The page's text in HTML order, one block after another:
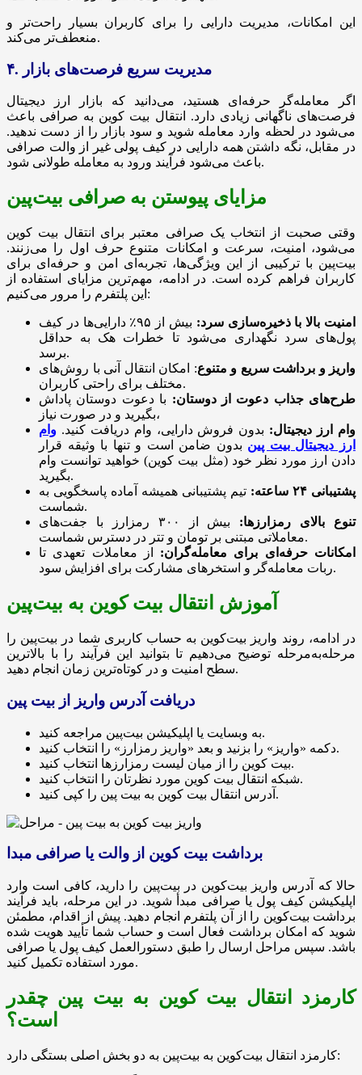
این امکانات، مدیریت دارایی را برای کاربران بسیار راحت‌تر و
منعطف‌تر می‌کند.
۴. مدیریت سریع فرصت‌های بازار
اگر معامله‌گر حرفه‌ای هستید، می‌دانید که بازار ارز دیجیتال
فرصت‌های ناگهانی زیادی دارد. انتقال بیت کوین به صرافی باعث
می‌شود در لحظه وارد معامله شوید و سود بازار را از دست ندهید.
در مقابل، نگه داشتن همه دارایی در کیف پولی غیر از والت صرافی
باعث می‌شود فرآیند ورود به معامله طولانی شود.
مزایای پیوستن به صرافی بیت‌پین
وقتی صحبت از انتخاب یک صرافی معتبر برای انتقال بیت کوین
می‌شود، امنیت، سرعت و امکانات متنوع حرف اول را می‌زنند.
بیت‌پین با ترکیبی از این ویژگی‌ها، تجربه‌ای امن و حرفه‌ای برای
کاربران فراهم کرده است. در ادامه، مهم‌ترین مزایای استفاده از
این پلتفرم را مرور می‌کنیم:
امنیت بالا با ذخیره‌سازی سرد:
بیش از ۹۵٪ دارایی‌ها در کیف
پول‌های سرد نگهداری می‌شود تا خطرات هک به حداقل
برسد.
واریز و برداشت سریع و متنوع: امکان انتقال آنی با روش‌های
مختلف برای راحتی کاربران.
طرح‌های جذاب دعوت از دوستان: با دعوت دوستان پاداش
بگیرید و در صورت نیاز،
وام ارز دیجیتال: بدون فروش دارایی، وام دریافت کنید. وام
ارز دیجیتال بیت پین بدون ضامن است و تنها با وثیقه قرار
دادن ارز مورد نظر خود (مثل بیت کوین) خواهید توانست وام
بگیرید.
پشتیبانی ۲۴ ساعته:
تیم پشتیبانی همیشه آماده پاسخگویی به
شماست.
تنوع بالای رمزارزها:
بیش از ۳۰۰ رمزارز با جفت‌های
معاملاتی مبتنی بر تومان و تتر در دسترس شماست.
امکانات حرفه‌ای برای معامله‌گران: از معاملات تعهدی تا
ربات معامله‌گر و استخرهای مشارکت برای افزایش سود.
آموزش انتقال بیت کوین به بیت‌پین
در ادامه، روند واریز بیت‌کوین به حساب کاربری شما در بیت‌پین را
مرحله‌به‌مرحله توضیح می‌دهیم تا بتوانید این فرآیند را با بالاترین
سطح امنیت و در کوتاه‌ترین زمان انجام دهید.
دریافت آدرس واریز از بیت پین
به وبسایت یا اپلیکیشن بیت‌پین مراجعه کنید.
دکمه «واریز» را بزنید و بعد «واریز رمزارز» را انتخاب کنید.
بیت کوین را از میان لیست رمزارزها انتخاب کنید.
شبکه انتقال بیت کوین مورد نظرتان را انتخاب کنید.
آدرس انتقال بیت کوین به بیت پین را کپی کنید.
برداشت بیت کوین از والت یا صرافی مبدا
حالا که آدرس واریز بیت‌کوین در بیت‌پین را دارید، کافی است وارد
اپلیکیشن کیف پول یا صرافی مبدأ شوید. در این مرحله، باید فرآیند
برداشت بیت‌کوین را از آن پلتفرم انجام دهید. پیش از اقدام، مطمئن
شوید که امکان برداشت فعال است و حساب شما تأیید هویت شده
باشد. سپس مراحل ارسال را طبق دستورالعمل کیف پول یا صرافی
مورد استفاده تکمیل کنید.
کارمزد انتقال بیت کوین به بیت پین چقدر
است؟
کارمزد انتقال بیت‌کوین به بیت‌پین به دو بخش اصلی بستگی دارد: